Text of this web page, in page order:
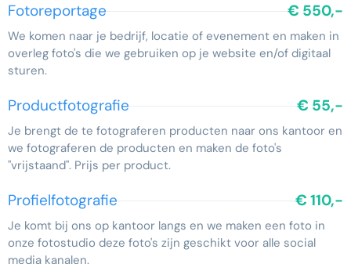
Fotoreportage € 550,-
We komen naar je bedrijf, locatie of evenement en maken in
overleg foto's die we gebruiken op je website en/of digitaal
sturen.
Productfotografie € 55,-
Je brengt de te fotograferen producten naar ons kantoor en
we fotograferen de producten en maken de foto's
"vrijstaand". Prijs per product.
Profielfotografie € 110,-
Je komt bij ons op kantoor langs en we maken een foto in
onze fotostudio deze foto's zijn geschikt voor alle social
media kanalen.